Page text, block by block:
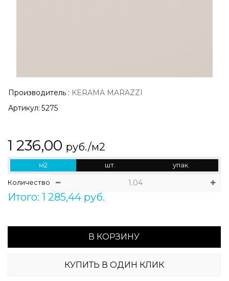
Производитель : KERAMA MARAZZI
Артикул: 5275
1 236,00 руб./м2
м2 шт. упак.
Количество
Итого: 1 285,44 руб.
В КОРЗИНУ
КУПИТЬ В ОДИН КЛИК